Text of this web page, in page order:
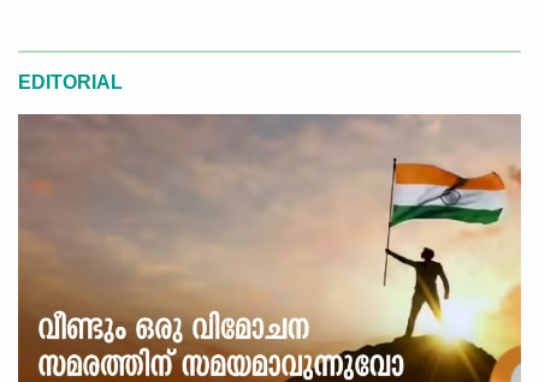
EDITORIAL